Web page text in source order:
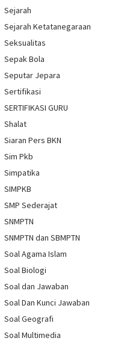
Sejarah
Sejarah Ketatanegaraan
Seksualitas
Sepak Bola
Seputar Jepara
Sertifikasi
SERTIFIKASI GURU
Shalat
Siaran Pers BKN
Sim Pkb
Simpatika
SIMPKB
SMP Sederajat
SNMPTN
SNMPTN dan SBMPTN
Soal Agama Islam
Soal Biologi
Soal dan Jawaban
Soal Dan Kunci Jawaban
Soal Geografi
Soal Multimedia